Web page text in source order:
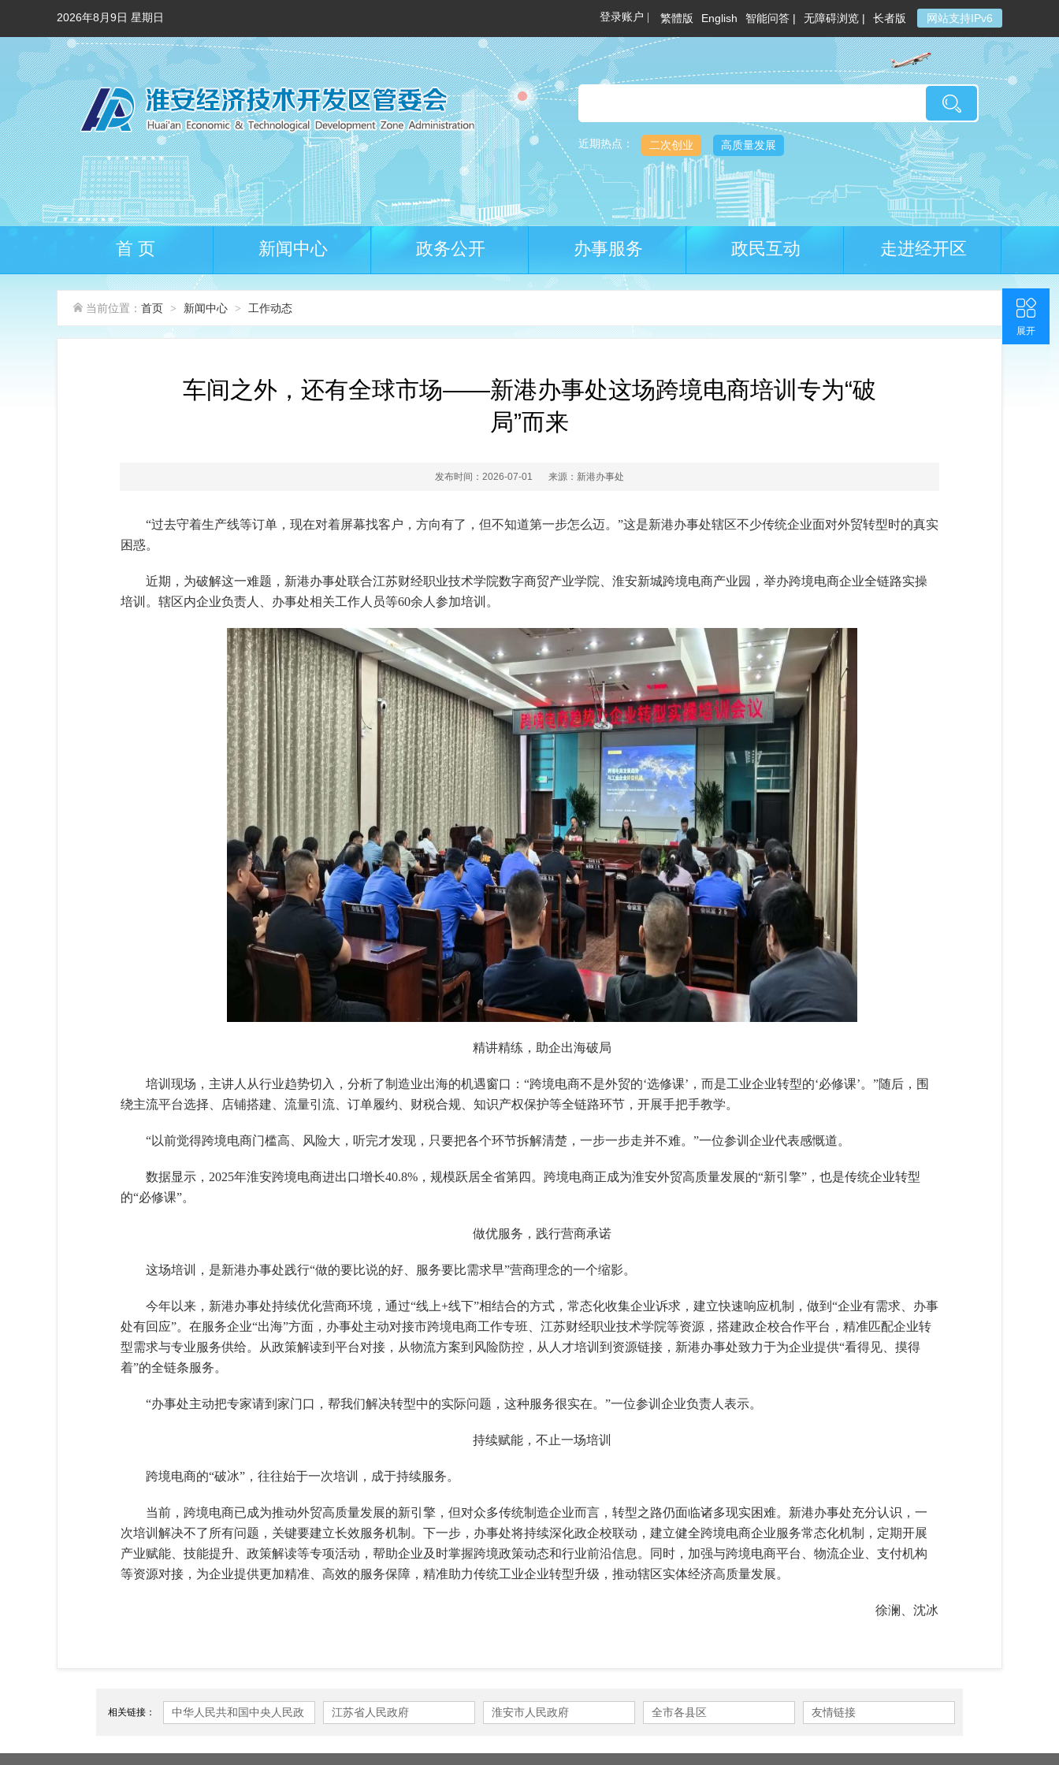
2026年8月9日 星期日 繁體版 English 智能问答 | 无障碍浏览 | 长者版 网站支持IPv6
近期热点： 二次创业 高质量发展
首 页 新闻中心 政务公开 办事服务 政民互动 走进经开区
当前位置： 首页 > 新闻中心 > 工作动态
车间之外，还有全球市场——新港办事处这场跨境电商培训专为“破
局”而来
发布时间：2026-07-01 来源：新港办事处
“过去守着生产线等订单，现在对着屏幕找客户，方向有了，但不知道第一步怎么迈。”这是新港办事处辖区不少传统企业面对外贸转型时的真实
困惑。
近期，为破解这一难题，新港办事处联合江苏财经职业技术学院数字商贸产业学院、淮安新城跨境电商产业园，举办跨境电商企业全链路实操
培训。辖区内企业负责人、办事处相关工作人员等60余人参加培训。
精讲精练，助企出海破局
培训现场，主讲人从行业趋势切入，分析了制造业出海的机遇窗口：“跨境电商不是外贸的‘选修课’，而是工业企业转型的‘必修课’。”随后，围
绕主流平台选择、店铺搭建、流量引流、订单履约、财税合规、知识产权保护等全链路环节，开展手把手教学。
“以前觉得跨境电商门槛高、风险大，听完才发现，只要把各个环节拆解清楚，一步一步走并不难。”一位参训企业代表感慨道。
数据显示，2025年淮安跨境电商进出口增长40.8%，规模跃居全省第四。跨境电商正成为淮安外贸高质量发展的“新引擎”，也是传统企业转型
的“必修课”。
做优服务，践行营商承诺
这场培训，是新港办事处践行“做的要比说的好、服务要比需求早”营商理念的一个缩影。
今年以来，新港办事处持续优化营商环境，通过“线上+线下”相结合的方式，常态化收集企业诉求，建立快速响应机制，做到“企业有需求、办事
处有回应”。在服务企业“出海”方面，办事处主动对接市跨境电商工作专班、江苏财经职业技术学院等资源，搭建政企校合作平台，精准匹配企业转
型需求与专业服务供给。从政策解读到平台对接，从物流方案到风险防控，从人才培训到资源链接，新港办事处致力于为企业提供“看得见、摸得
着”的全链条服务。
“办事处主动把专家请到家门口，帮我们解决转型中的实际问题，这种服务很实在。”一位参训企业负责人表示。
持续赋能，不止一场培训
跨境电商的“破冰”，往往始于一次培训，成于持续服务。
当前，跨境电商已成为推动外贸高质量发展的新引擎，但对众多传统制造企业而言，转型之路仍面临诸多现实困难。新港办事处充分认识，一
次培训解决不了所有问题，关键要建立长效服务机制。下一步，办事处将持续深化政企校联动，建立健全跨境电商企业服务常态化机制，定期开展
产业赋能、技能提升、政策解读等专项活动，帮助企业及时掌握跨境政策动态和行业前沿信息。同时，加强与跨境电商平台、物流企业、支付机构
等资源对接，为企业提供更加精准、高效的服务保障，精准助力传统工业企业转型升级，推动辖区实体经济高质量发展。
徐澜、沈冰
相关链接：
中华人民共和国中央人民政
江苏省人民政府 淮安市人民政府 全市各县区 友情链接
联系我们
官方微博
返回顶部
收起
展开